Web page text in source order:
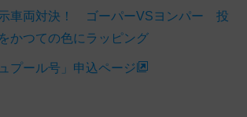
車両対決！ ゴーパーVSヨンパー 投
かつての色にラッピング
プール号」申込ページ